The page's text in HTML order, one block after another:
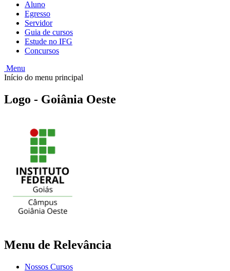
Aluno
Egresso
Servidor
Guia de cursos
Estude no IFG
Concursos
Menu
Início do menu principal
Logo - Goiânia Oeste
Menu de Relevância
Nossos Cursos